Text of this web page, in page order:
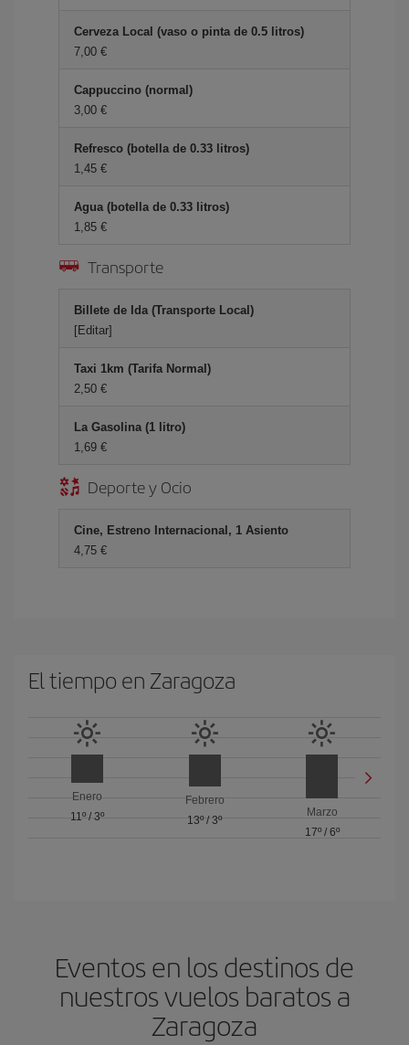
Cerveza Local (vaso o pinta de 0.5 litros)
7,00 €
Cappuccino (normal)
3,00 €
Refresco (botella de 0.33 litros)
1,45 €
Agua (botella de 0.33 litros)
1,85 €
Transporte
Billete de Ida (Transporte Local)
[Editar]
Taxi 1km (Tarifa Normal)
2,50 €
La Gasolina (1 litro)
1,69 €
Deporte y Ocio
Cine, Estreno Internacional, 1 Asiento
4,75 €
El tiempo en Zaragoza
Enero
11º/ 3º
Febrero
13º/ 3º
Marzo
17º/ 6º
Eventos en los destinos de
nuestros vuelos baratos a
Zaragoza